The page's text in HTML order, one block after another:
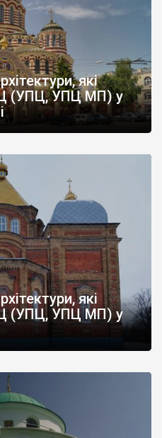
які
(УПЦ, УПЦ МП) у
які
(УПЦ, УПЦ МП) у